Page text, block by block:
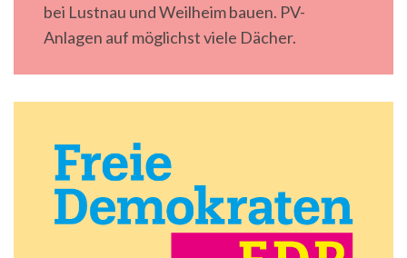
bei Lustnau und Weilheim bauen. PV-
Anlagen auf möglichst viele Dächer.